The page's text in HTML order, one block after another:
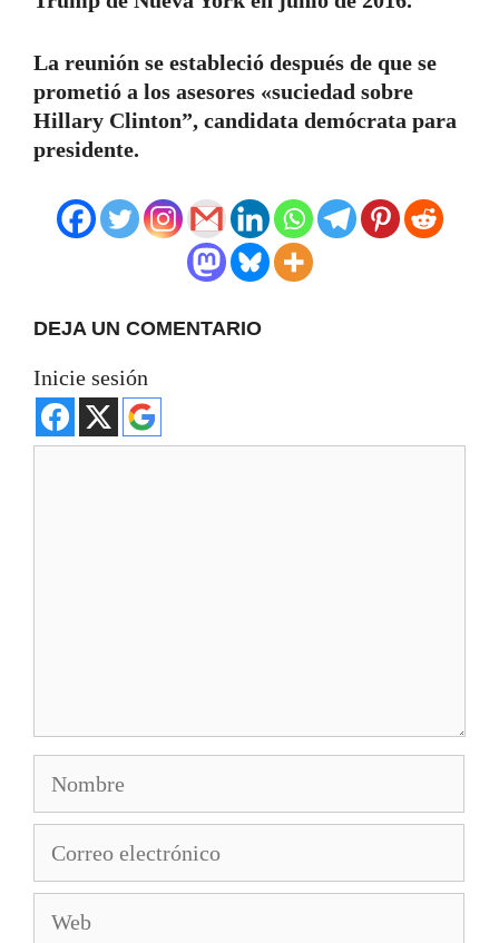
La reunión se estableció después de que se
prometió a los asesores «suciedad sobre
Hillary Clinton”, candidata demócrata para
presidente.
DEJA UN COMENTARIO
Inicie sesión
electrónico